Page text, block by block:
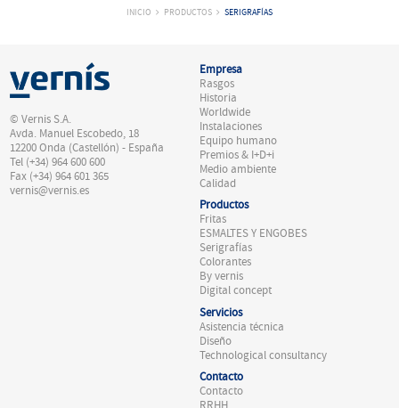
INICIO PRODUCTOS SERIGRAFÍAS
© Vernis S.A.
Avda. Manuel Escobedo, 18
12200 Onda (Castellón) - España
Tel (+34) 964 600 600
Fax (+34) 964 601 365
vernis@vernis.es
Empresa
Rasgos
Historia
Worldwide
Instalaciones
Equipo humano
Premios & I+D+i
Medio ambiente
Calidad
Productos
Fritas
ESMALTES Y ENGOBES
Serigrafías
Colorantes
By vernis
Digital concept
Servicios
Asistencia técnica
Diseño
Technological consultancy
Contacto
Contacto